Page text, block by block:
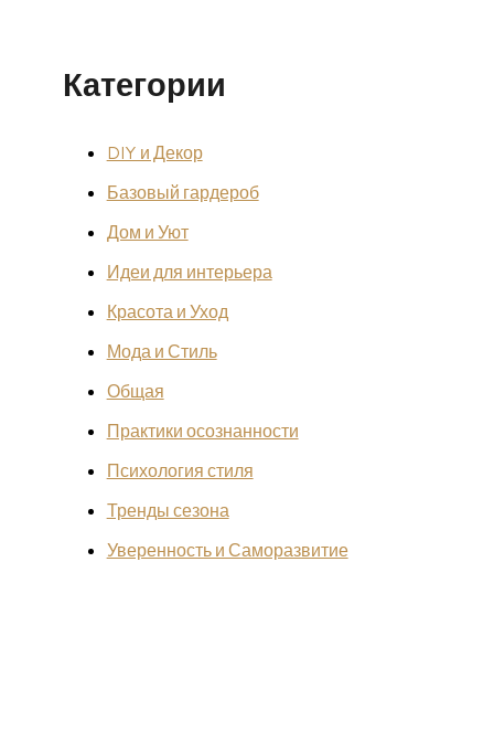
Категории
DIY и Декор
Базовый гардероб
Дом и Уют
Идеи для интерьера
Красота и Уход
Мода и Стиль
Общая
Практики осознанности
Психология стиля
Тренды сезона
Уверенность и Саморазвитие